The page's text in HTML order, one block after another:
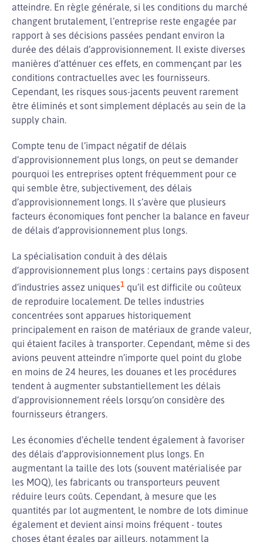
atteindre. En règle générale, si les conditions du marché
changent brutalement, l’entreprise reste engagée par
rapport à ses décisions passées pendant environ la
durée des délais d’approvisionnement. Il existe diverses
manières d’atténuer ces effets, en commençant par les
conditions contractuelles avec les fournisseurs.
Cependant, les risques sous-jacents peuvent rarement
être éliminés et sont simplement déplacés au sein de la
supply chain.
Compte tenu de l’impact négatif de délais
d’approvisionnement plus longs, on peut se demander
pourquoi les entreprises optent fréquemment pour ce
qui semble être, subjectivement, des délais
d’approvisionnement longs. Il s’avère que plusieurs
facteurs économiques font pencher la balance en faveur
de délais d’approvisionnement plus longs.
La spécialisation conduit à des délais
d’approvisionnement plus longs : certains pays disposent
d’industries assez uniques1 qu’il est difficile ou coûteux
de reproduire localement. De telles industries
concentrées sont apparues historiquement
principalement en raison de matériaux de grande valeur,
qui étaient faciles à transporter. Cependant, même si des
avions peuvent atteindre n’importe quel point du globe
en moins de 24 heures, les douanes et les procédures
tendent à augmenter substantiellement les délais
d’approvisionnement réels lorsqu’on considère des
fournisseurs étrangers.
Les économies d’échelle tendent également à favoriser
des délais d’approvisionnement plus longs. En
augmentant la taille des lots (souvent matérialisée par
les MOQ), les fabricants ou transporteurs peuvent
réduire leurs coûts. Cependant, à mesure que les
quantités par lot augmentent, le nombre de lots diminue
également et devient ainsi moins fréquent - toutes
choses étant égales par ailleurs, notamment la